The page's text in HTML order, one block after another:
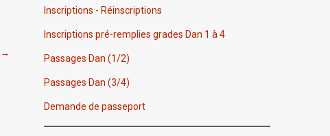
→
Inscriptions - Réinscriptions
Inscriptions pré-remplies grades Dan 1 à 4
Passages Dan (1/2)
Passages Dan (3/4)
Demande de passeport